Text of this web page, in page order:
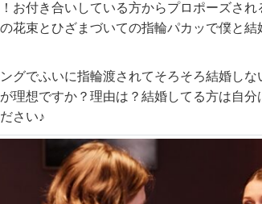
お付き合いしている方からプロポーズされ
花束とひざまづいての指輪パカッで僕と結
グでふいに指輪渡されてそろそろ結婚しな
理想ですか？理由は？結婚してる方は自分
さい♪